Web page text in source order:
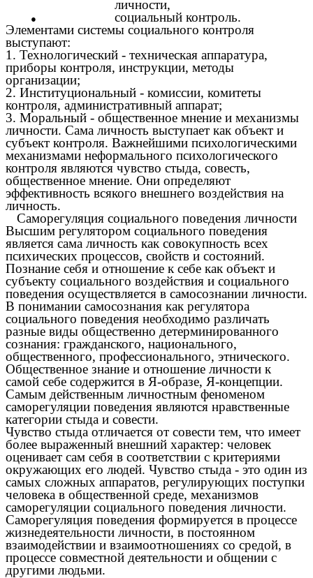
личности,
социальный контроль.
Элементами системы социального контроля
выступают:
1. Технологический - техническая аппаратура,
приборы контроля, инструкции, методы
организации;
2. Институциональный - комиссии, комитеты
контроля, административный аппарат;
3. Моральный - общественное мнение и механизмы
личности. Сама личность выступает как объект и
субъект контроля. Важнейшими психологическими
механизмами неформального психологического
контроля являются чувство стыда, совесть,
общественное мнение. Они определяют
эффективность всякого внешнего воздействия на
личность.
Саморегуляция социального поведения личности
Высшим регулятором социального поведения
является сама личность как совокупность всех
психических процессов, свойств и состояний.
Познание себя и отношение к себе как объект и
субъекту социального воздействия и социального
поведения осуществляется в самосознании личности.
В понимании самосознания как регулятора
социального поведения необходимо различать
разные виды общественно детерминированного
сознания: гражданского, национального,
общественного, профессионального, этнического.
Общественное знание и отношение личности к
самой себе содержится в Я-образе, Я-концепции.
Самым действенным личностным феноменом
саморегуляции поведения являются нравственные
категории стыда и совести.
Чувство стыда отличается от совести тем, что имеет
более выраженный внешний характер: человек
оценивает сам себя в соответствии с критериями
окружающих его людей. Чувство стыда - это один из
самых сложных аппаратов, регулирующих поступки
человека в общественной среде, механизмов
саморегуляции социального поведения личности.
Саморегуляция поведения формируется в процессе
жизнедеятельности личности, в постоянном
взаимодействии и взаимоотношениях со средой, в
процессе совместной деятельности и общении с
другими людьми.